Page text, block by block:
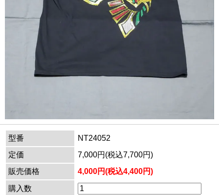
型番
NT24052
定価
7,000円(税込7,700円)
販売価格
4,000円(税込4,400円)
購入数